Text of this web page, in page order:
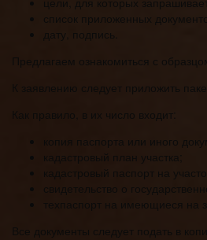
список приложенных
дату, подпись.
Предлагаем ознакомиться с
К заявлению следует приложить
Как правило, в их число входит:
копия паспорта или иного
кадастровый план участка;
кадастровый паспорт на
свидетельство о
техпаспорт на имеющиеся на
Все документы следует подать в